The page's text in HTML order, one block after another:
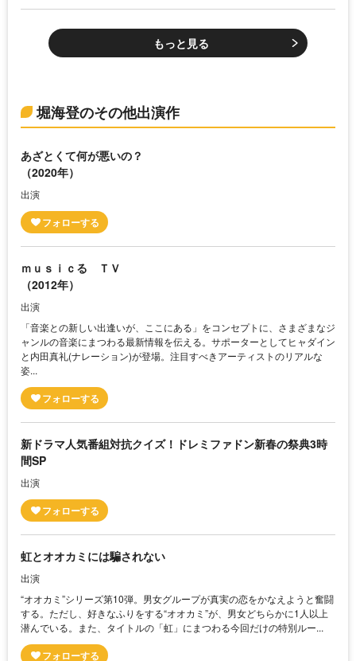
もっと見る
堀海登のその他出演作
あざとくて何が悪いの？
（2020年）
出演
ｍｕｓｉｃる ＴＶ
（2012年）
出演
「音楽との新しい出逢いが、ここにある」をコンセプトに、さまざまなジ
ャンルの音楽にまつわる最新情報を伝える。サポーターとしてヒャダイン
と内田真礼(ナレーション)が登場。注目すべきアーティストのリアルな
姿...
新ドラマ人気番組対抗クイズ！ドレミファドン新春の祭典3時
間SP
出演
虹とオオカミには騙されない
出演
“オオカミ”シリーズ第10弾。男女グループが真実の恋をかなえようと奮闘
する。ただし、好きなふりをする“オオカミ”が、男女どちらかに1人以上
潜んでいる。また、タイトルの「虹」にまつわる今回だけの特別ルー...